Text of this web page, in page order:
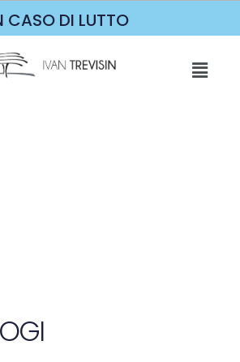
CASO DI LUTTO